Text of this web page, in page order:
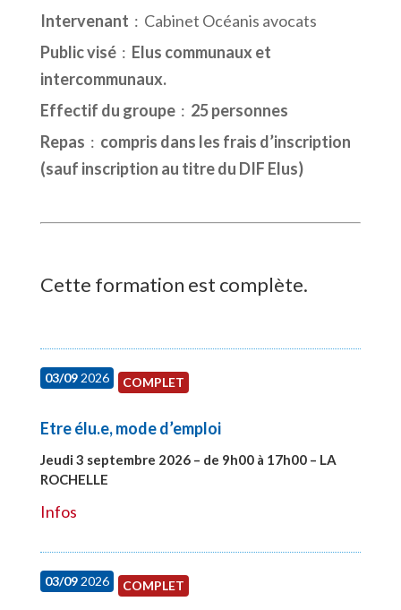
Intervenant : Cabinet Océanis avocats
Public visé: Elus communaux et
intercommunaux.
Effectif du groupe: 25 personnes
Repas : compris dans les frais d’inscription
(sauf inscription au titre du DIF Elus)
Cette formation est complète.
03/092026 COMPLET
Etre élu.e, mode d’emploi
Jeudi 3 septembre 2026 – de 9h00 à 17h00 – LA
ROCHELLE
Infos
03/092026 COMPLET